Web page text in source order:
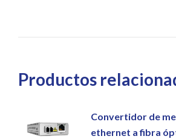
Productos
Convertidor de
ethernet a fibra